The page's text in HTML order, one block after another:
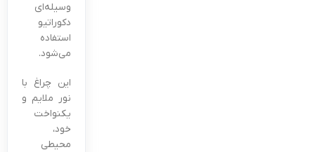
وسیله‌ای
دکوراتیو
استفاده
می‌شود.
این چراغ با
نور ملایم و
یکنواخت
خود،
محیطی